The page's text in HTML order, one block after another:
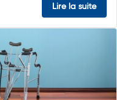
Lire la suite